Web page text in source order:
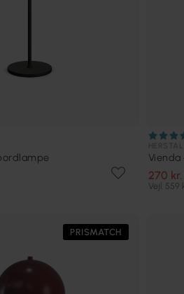
270 kr.
Vejl. 559
PRISMATCH